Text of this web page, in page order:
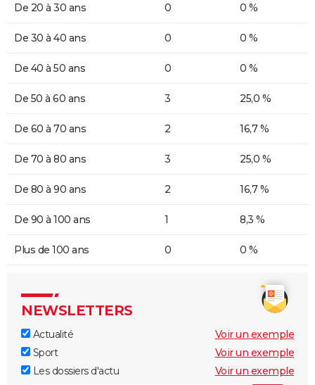
De 20 à 30 ans 0 0 %
De 30 à 40 ans 0 0 %
De 40 à 50 ans 0 0 %
De 50 à 60 ans 3 25,0 %
De 60 à 70 ans 2 16,7 %
De 70 à 80 ans 3 25,0 %
De 80 à 90 ans 2 16,7 %
De 90 à 100 ans 1 8,3 %
Plus de 100 ans 0 0 %
NEWSLETTERS
Actualité
Voir un exemple
Sport
Voir un exemple
Les dossiers d'actu
Voir un exemple